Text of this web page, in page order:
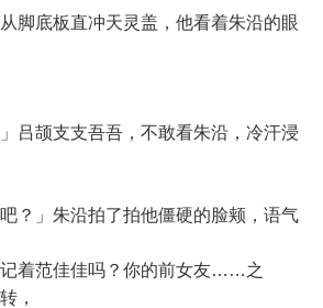
底板直冲天灵盖，他看着朱沿的眼
支支吾吾，不敢看朱沿，冷汗浸
」朱沿拍了拍他僵硬的脸颊，语气
着范佳佳吗？你的前女友……之
，